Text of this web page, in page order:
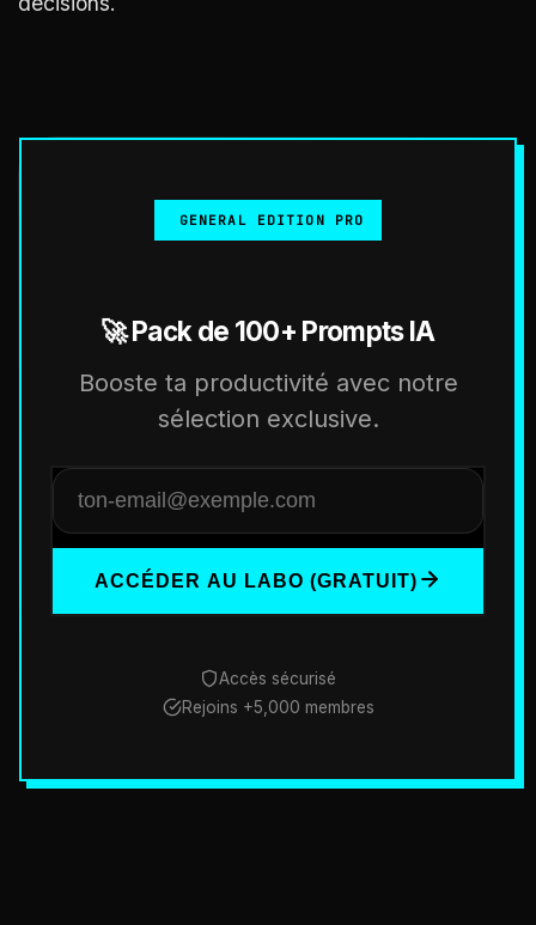
GENERAL EDITION PRO
🚀 Pack de 100+ Prompts IA
Booste ta productivité avec notre
sélection exclusive.
ACCÉDER AU LABO (GRATUIT)
Accès sécurisé
Rejoins +5,000 membres